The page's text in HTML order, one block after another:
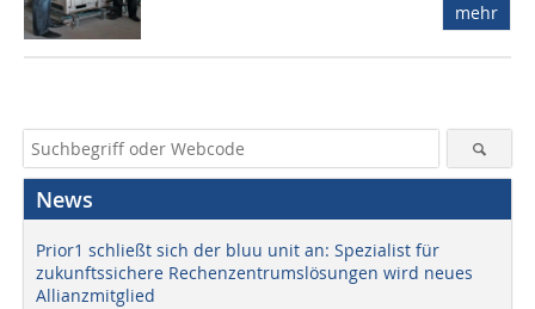
mehr
News
Prior1 schließt sich der bluu unit an: Spezialist für
zukunftssichere Rechenzentrumslösungen wird neues
Allianzmitglied